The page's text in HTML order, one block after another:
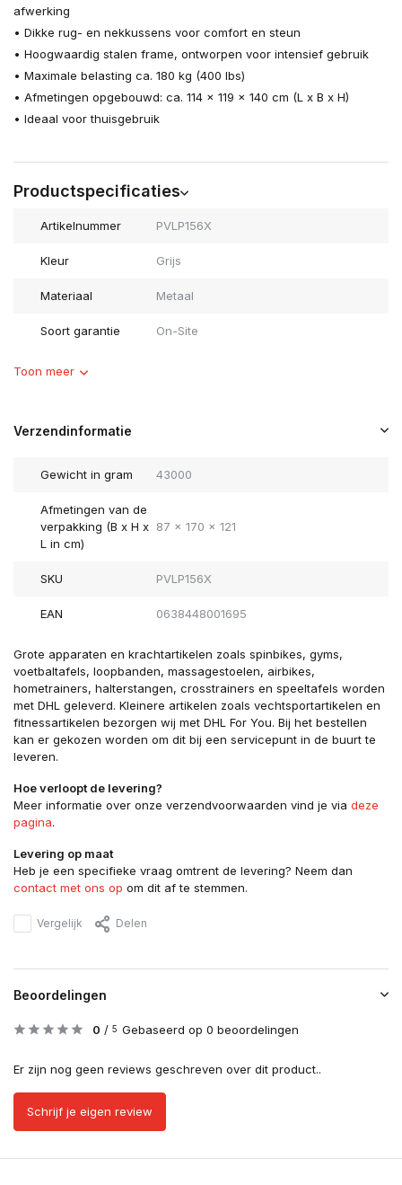
afwerking
• Dikke rug- en nekkussens voor comfort en steun
• Hoogwaardig stalen frame, ontworpen voor intensief gebruik
• Maximale belasting ca. 180 kg (400 lbs)
• Afmetingen opgebouwd: ca. 114 x 119 x 140 cm (L x B x H)
• Ideaal voor thuisgebruik
Productspecificaties
Artikelnummer PVLP156X
Kleur Grijs
Materiaal Metaal
Soort garantie On-Site
Toon meer
Verzendinformatie
Gewicht in gram 43000
Afmetingen van de
verpakking (B x H x
L in cm)
87 x 170 x 121
SKU PVLP156X
EAN 0638448001695
Grote apparaten en krachtartikelen zoals spinbikes, gyms,
voetbaltafels, loopbanden, massagestoelen, airbikes,
hometrainers, halterstangen, crosstrainers en speeltafels worden
met DHL geleverd. Kleinere artikelen zoals vechtsportartikelen en
fitnessartikelen bezorgen wij met DHL For You. Bij het bestellen
kan er gekozen worden om dit bij een servicepunt in de buurt te
leveren.
Hoe verloopt de levering?
Meer informatie over onze verzendvoorwaarden vind je via deze
pagina.
Levering op maat
Heb je een specifieke vraag omtrent de levering? Neem dan
contact met ons op om dit af te stemmen.
Vergelijk Delen
Beoordelingen
0 / 5 Gebaseerd op 0 beoordelingen
Er zijn nog geen reviews geschreven over dit product..
Schrijf je eigen review